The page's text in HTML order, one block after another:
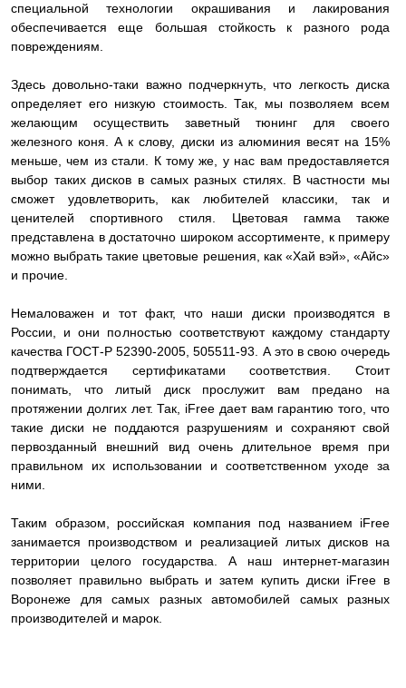
специальной технологии окрашивания и лакирования
обеспечивается еще большая стойкость к разного рода
повреждениям.
Здесь довольно-таки важно подчеркнуть, что легкость диска
определяет его низкую стоимость. Так, мы позволяем всем
желающим осуществить заветный тюнинг для своего
железного коня. А к слову, диски из алюминия весят на 15%
меньше, чем из стали. К тому же, у нас вам предоставляется
выбор таких дисков в самых разных стилях. В частности мы
сможет удовлетворить, как любителей классики, так и
ценителей спортивного стиля. Цветовая гамма также
представлена в достаточно широком ассортименте, к примеру
можно выбрать такие цветовые решения, как «Хай вэй», «Айс»
и прочие.
Немаловажен и тот факт, что наши диски производятся в
России, и они полностью соответствуют каждому стандарту
качества ГОСТ-Р 52390-2005, 505511-93. А это в свою очередь
подтверждается сертификатами соответствия. Стоит
понимать, что литый диск прослужит вам предано на
протяжении долгих лет. Так, iFree дает вам гарантию того, что
такие диски не поддаются разрушениям и сохраняют свой
первозданный внешний вид очень длительное время при
правильном их использовании и соответственном уходе за
ними.
Таким образом, российская компания под названием iFree
занимается производством и реализацией литых дисков на
территории целого государства. А наш интернет-магазин
позволяет правильно выбрать и затем купить диски iFree в
Воронеже для самых разных автомобилей самых разных
производителей и марок.